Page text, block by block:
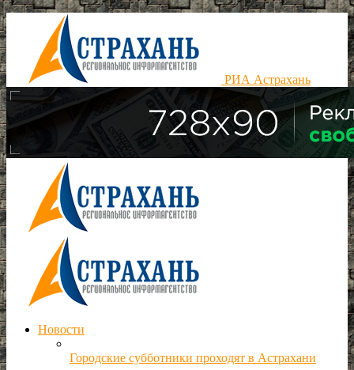
РИА Астрахань
Новости
Городские субботники проходят в Астрахани